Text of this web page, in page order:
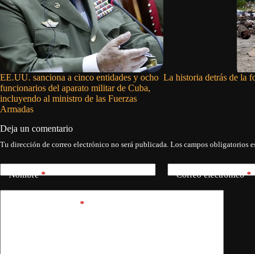
EE.UU. sanciona a cinco entidades y ocho
funcionarios del aparato militar de Cuba,
incluyendo al ministro de las Fuerzas
Armadas
La historia detrás de la
Deja un comentario
Tu dirección de correo electrónico no será publicada. Los campos obligatorios
Nombre* Correo electrónico*
*